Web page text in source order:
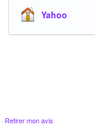
Yahoo
· Retirer mon avis